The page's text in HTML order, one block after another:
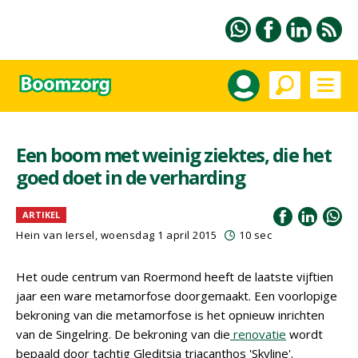
Een boom met weinig ziektes, die het
goed doet in de verharding
ARTIKEL
Hein van Iersel, woensdag 1 april 2015 10 sec
Het oude centrum van Roermond heeft de laatste vijftien
jaar een ware metamorfose doorgemaakt. Een voorlopige
bekroning van die metamorfose is het opnieuw inrichten
van de Singelring. De bekroning van die renovatie wordt
bepaald door tachtig Gleditsia triacanthos 'Skyline'.